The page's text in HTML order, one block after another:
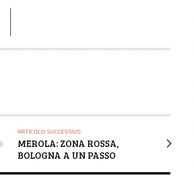
ARTICOLO SUCCESSIVO
MEROLA: ZONA ROSSA,
BOLOGNA A UN PASSO